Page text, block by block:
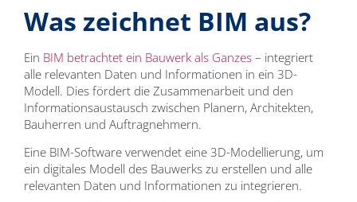
Was zeichnet BIM aus?
Ein BIM betrachtet ein Bauwerk als Ganzes – integriert
alle relevanten Daten und Informationen in ein 3D-
Modell. Dies fördert die Zusammenarbeit und den
Informationsaustausch zwischen Planern, Architekten,
Bauherren und Auftragnehmern.
Eine BIM-Software verwendet eine 3D-Modellierung, um
ein digitales Modell des Bauwerks zu erstellen und alle
relevanten Daten und Informationen zu integrieren.